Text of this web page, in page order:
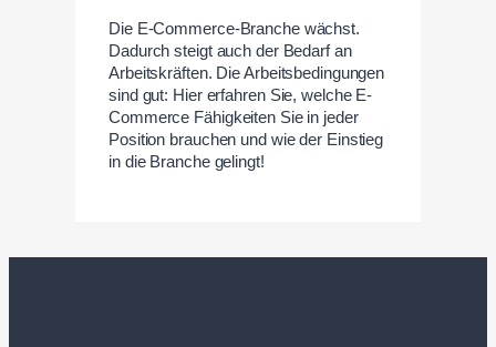
Die E-Commerce-Branche wächst.
Dadurch steigt auch der Bedarf an
Arbeitskräften. Die Arbeitsbedingungen
sind gut: Hier erfahren Sie, welche E-
Commerce Fähigkeiten Sie in jeder
Position brauchen und wie der Einstieg
in die Branche gelingt!